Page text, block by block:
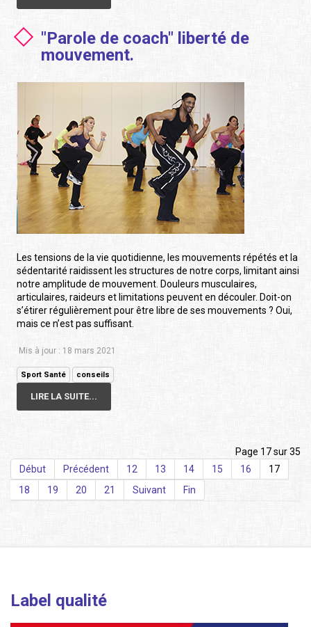
"Parole de coach" liberté de
mouvement.
Les tensions de la vie quotidienne, les mouvements répétés et la
sédentarité raidissent les structures de notre corps, limitant ainsi
notre amplitude de mouvement. Douleurs musculaires,
articulaires, raideurs et limitations peuvent en découler. Doit-on
s’étirer régulièrement pour être libre de ses mouvements ? Oui,
mais ce n’est pas suffisant.
Mis à jour : 18 mars 2021
Sport Santé conseils
LIRE LA SUITE...
Page 17 sur 35
Début
Précédent 12 13 14 15 16
17
18
19 20 21 Suivant Fin
Label qualité